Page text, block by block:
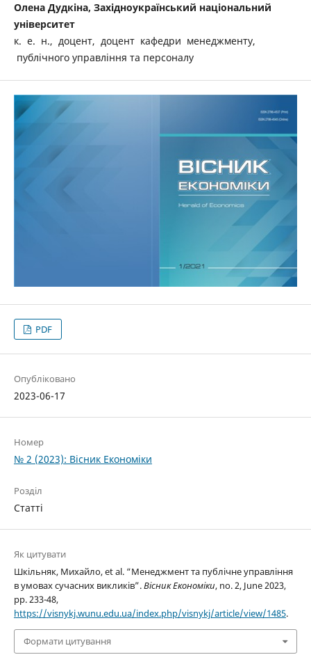
Олена Дудкіна, Західноукраїнський національний
університет
к. е. н., доцент, доцент кафедри менеджменту,
публічного управління та персоналу
PDF
Опубліковано
2023-06-17
Номер
№ 2 (2023): Вісник Економіки
Розділ
Статті
Як цитувати
Шкільняк, Михайло, et al. “Менеджмент та публічне управління
в умовах сучасних викликів”.Вісник Економіки, no. 2, June 2023,
pp. 233-48,
https://visnykj.wunu.edu.ua/index.php/visnykj/article/view/1485.
Формати цитування